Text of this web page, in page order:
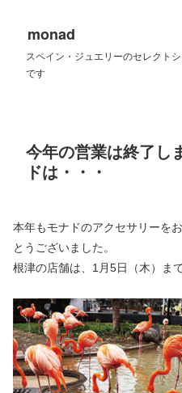
monad
スペイン・ジュエリーのセレクト
です
今年の営業は終了し
ドは・・・
本年もモナドのアクセサリーを
とうございました。
根津の店舗は、1月5日（木）ま